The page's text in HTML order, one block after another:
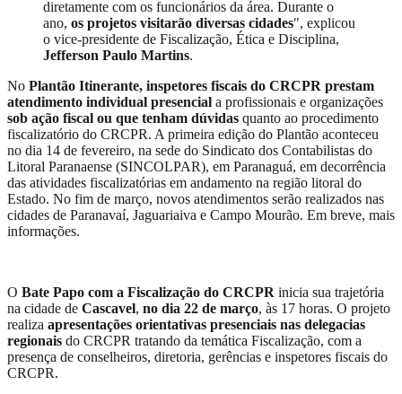
diretamente com os funcionários da área. Durante o
ano, os projetos visitarão diversas cidades", explicou
o vice-presidente de Fiscalização, Ética e Disciplina,
Jefferson Paulo Martins.
No Plantão Itinerante, inspetores fiscais do CRCPR prestam
atendimento individual presencial a profissionais e organizações
sob ação fiscal ou que tenham dúvidas quanto ao procedimento
fiscalizatório do CRCPR. A primeira edição do Plantão aconteceu
no dia 14 de fevereiro, na sede do Sindicato dos Contabilistas do
Litoral Paranaense (SINCOLPAR), em Paranaguá, em decorrência
das atividades fiscalizatórias em andamento na região litoral do
Estado. No fim de março, novos atendimentos serão realizados nas
cidades de Paranavaí, Jaguariaiva e Campo Mourão. Em breve, mais
informações.
O Bate Papo com a Fiscalização do CRCPR inicia sua trajetória
na cidade de Cascavel, no dia 22 de março, às 17 horas. O projeto
realiza apresentações orientativas presenciais nas delegacias
regionais do CRCPR tratando da temática Fiscalização, com a
presença de conselheiros, diretoria, gerências e inspetores fiscais do
CRCPR.